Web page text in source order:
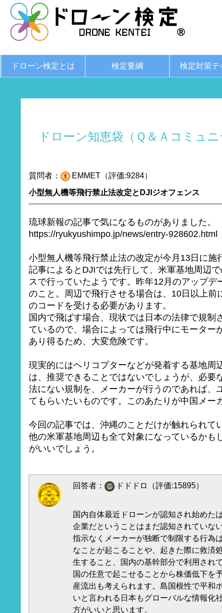
ドローン検定とは 検定要綱 検定対策テ
ドローン知恵袋（Ｑ＆Ａコミュ
質問者：
EMMET（評価:9284）
小型無人機等飛行禁止法改定とDJIジオフェンス
琉球新報の記事で気になるものがありました。
https://ryukyushimpo.jp/news/entry-928602.html
小型無人機等飛行禁止法の改定が今月13日に施
記事によるとDJIでは先行して、米軍基地周辺
スで行っていたようです。昨年12月のアップデ
のこと。周辺で飛行させる場合は、10日以上前
のコードを受ける必要があります。
国内で飛ばす場合、現状では日本の法律で規制
ているので、場合によっては飛行中にモーター
あり得るため、大変危険です。
現実的にはヘリコプターなどが発着する基地周
は、推奨できることではないでしょうが、必要
法にない規制を、メーカーが行うのであれば、
てもらいたいものです。このあたりが中国メー
今回の記事では、沖縄のことだけが触れられて
他の米軍基地周辺も全て対象になっているかも
がいいでしょう。
回答者： ドドドロ（評価:15895）
国内自体最近ドローンが認知され始めた
企業だということはまだ認知されていな
指示なくメーカーが独断で制限する行為
なことが起こることや、起きた際に救済
生すること、国内の基幹部分で利用され
国の任意で起こせることから株価低下を
産流出も考えられます。島国根性で平和
いと言われる日本もグローバルな情報化
方がいいと思います。